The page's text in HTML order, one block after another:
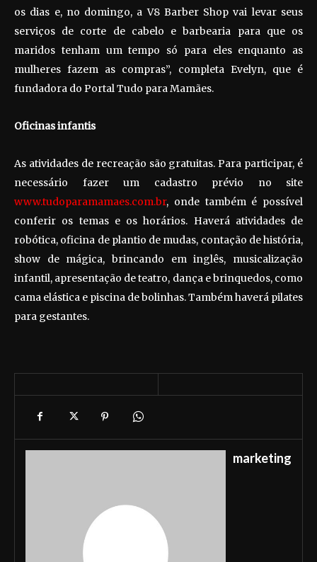
os dias e, no domingo, a V8 Barber Shop vai levar seus
serviços de corte de cabelo e barbearia para que os
maridos tenham um tempo só para eles enquanto as
mulheres fazem as compras”, completa Evelyn, que é
fundadora do Portal Tudo para Mamães.
Oficinas infantis
As atividades de recreação são gratuitas. Para participar, é
necessário fazer um cadastro prévio no site
www.tudoparamamaes.com.br, onde também é possível
conferir os temas e os horários. Haverá atividades de
robótica, oficina de plantio de mudas, contação de história,
show de mágica, brincando em inglês, musicalização
infantil, apresentação de teatro, dança e brinquedos, como
cama elástica e piscina de bolinhas. Também haverá pilates
para gestantes.
marketing